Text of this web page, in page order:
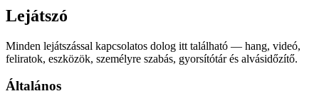
Lejátszó
Minden lejátszással kapcsolatos dolog itt található — hang, videó,
feliratok, eszközök, személyre szabás, gyorsítótár és alvásidőzítő.
Általános